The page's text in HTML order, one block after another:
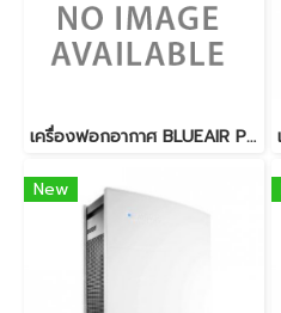
เครื่องฟอกอากาศ BLUEAIR PURE 211 (PA) แผ่นกรอง Particle
New